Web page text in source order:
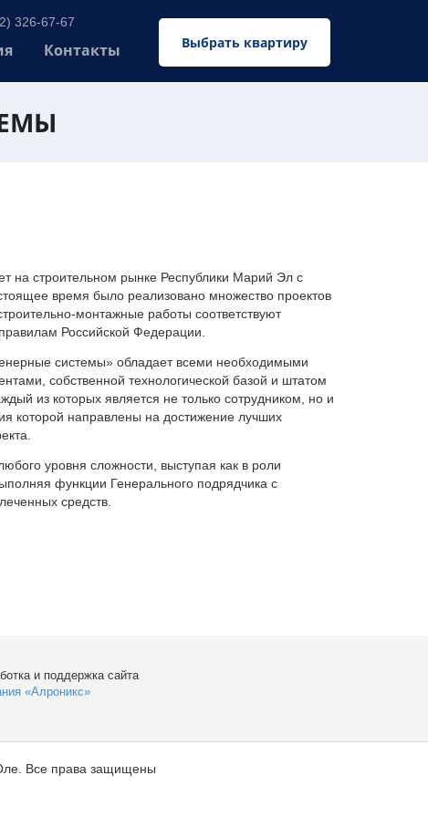
Выбрать квартиру
326-67-67
Контакты
строительном рынке Республики Марий Эл с
время было реализовано множество проектов
монтажные работы соответствуют
Российской Федерации.
системы» обладает всеми необходимыми
собственной технологической базой и штатом
из которых является не только сотрудником, но и
которой направлены на достижение лучших
уровня сложности, выступая как в роли
функции Генерального подрядчика с
средств.
и поддержка сайта
«Алроникс»
Все права защищены